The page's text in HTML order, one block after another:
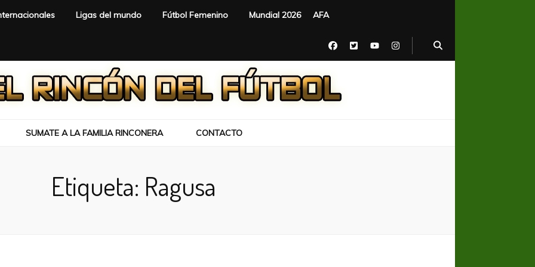
Ligas del mundo Fútbol Femenino Mundial 2026 AFA
SUMATE A LA FAMILIA RINCONERA CONTACTO
Etiqueta: Ragusa